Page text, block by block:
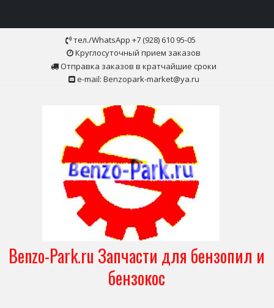
тел./WhatsApp +7 (928) 610 95-05
Круглосуточный прием заказов
Отправка заказов в кратчайшие сроки
e-mail: Benzopark-market@ya.ru
Benzo-Park.ru Запчасти для бензопил и
бензокос